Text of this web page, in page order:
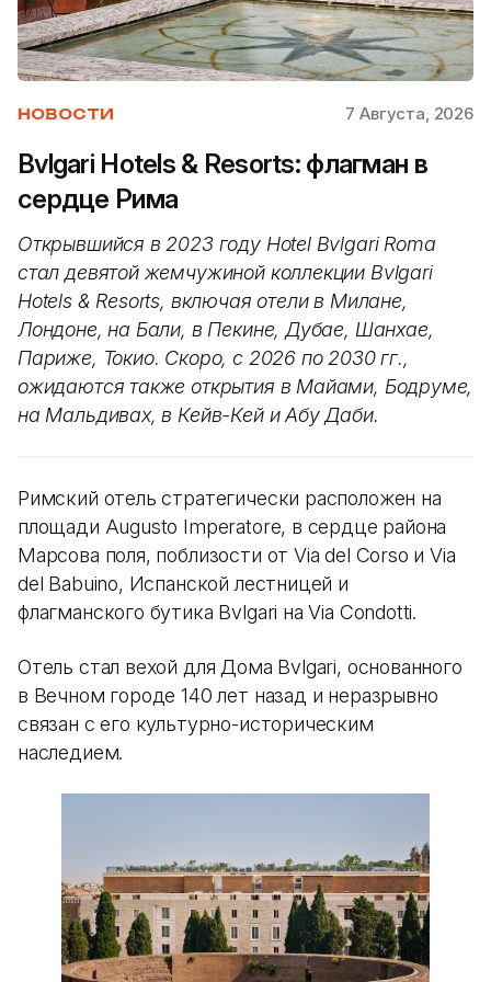
НОВОСТИ 7 Августа, 2026
Bvlgari Hotels & Resorts: флагман в
сердце Рима
Открывшийся в 2023 году Hotel Bvlgari Roma
стал девятой жемчужиной коллекции Bvlgari
Hotels & Resorts, включая отели в Милане,
Лондоне, на Бали, в Пекине, Дубае, Шанхае,
Париже, Токио. Скоро, с 2026 по 2030 гг.,
ожидаются также открытия в Майами, Бодруме,
на Мальдивах, в Кейв-Кей и Абу Даби.
Римский отель стратегически расположен на
площади Augusto Imperatore, в сердце района
Марсова поля, поблизости от Via del Corso и Via
del Babuino, Испанской лестницей и
флагманского бутика Bvlgari на Via Condotti.
Отель стал вехой для Дома Bvlgari, основанного
в Вечном городе 140 лет назад и неразрывно
связан с его культурно-историческим
наследием.